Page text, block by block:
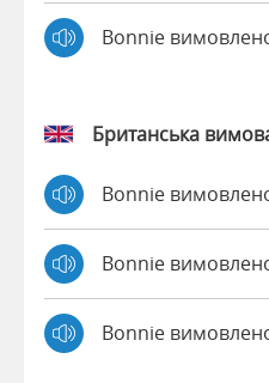
Bonnie
Британська
Bonnie
Bonnie
Bonnie